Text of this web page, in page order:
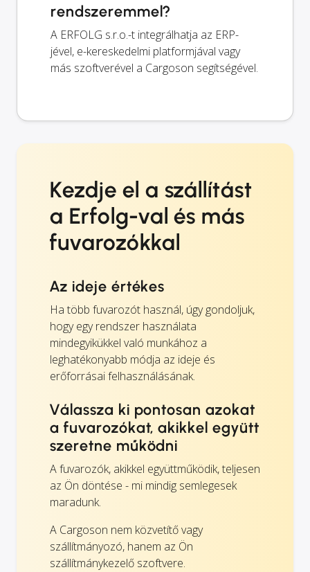
rendszeremmel?
A ERFOLG s.r.o.-t integrálhatja az ERP-
jével, e-kereskedelmi platformjával vagy
más szoftverével a Cargoson segítségével.
Kezdje el a szállítást
a Erfolg-val és más
fuvarozókkal
Az ideje értékes
Ha több fuvarozót használ, úgy gondoljuk,
hogy egy rendszer használata
mindegyikükkel való munkához a
leghatékonyabb módja az ideje és
erőforrásai felhasználásának.
Válassza ki pontosan azokat
a fuvarozókat, akikkel együtt
szeretne működni
A fuvarozók, akikkel együttműködik, teljesen
az Ön döntése - mi mindig semlegesek
maradunk.
A Cargoson nem közvetítő vagy
szállítmányozó, hanem az Ön
szállítmánykezelő szoftvere.